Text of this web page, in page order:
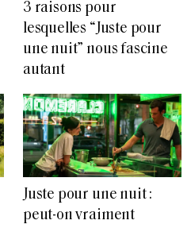
3 raisons pour
lesquelles “Juste pour
une nuit” nous fascine
autant
Juste pour une nuit :
peut-on vraiment